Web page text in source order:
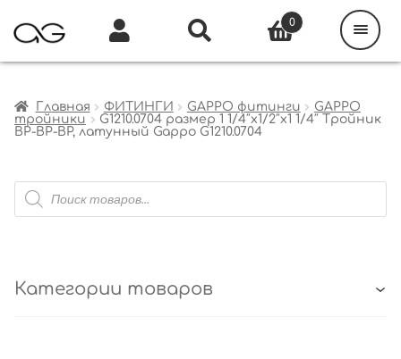
Главная ФИТИНГИ GAPPO фитинги
GAPPO
тройники
G1210.0704 размер 1 1/4″x1/2″x1 1/4″ Тройник
ВР-ВР-ВР, латунный Gappo G1210.0704
Поиск
товаров
Категории товаров
0